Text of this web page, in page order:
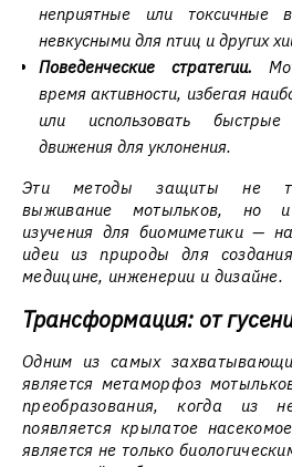
неприятные или токсичные
невкусными для птиц и других
Поведенческие стратегии.
время активности, избегая
или использовать
движения для уклонения.
Эти методы защиты не
выживание мотыльков, но
изучения для биомиметики —
идеи из природы для
медицине, инженерии и дизайне.
Трансформация: от
Одним из самых
является метаморфоз
преобразования, когда из
появляется крылатое
является не только